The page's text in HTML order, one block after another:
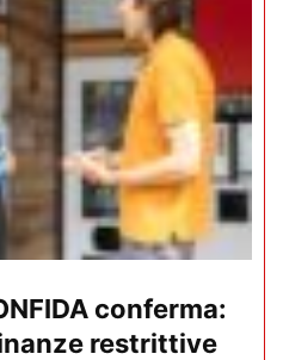
conferma:
restrittive